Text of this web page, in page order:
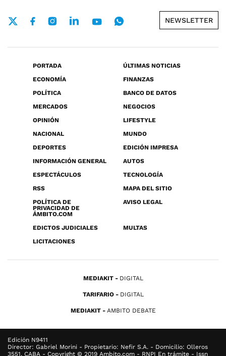
NEWSLETTER
PORTADA
ÚLTIMAS NOTICIAS
ECONOMÍA
FINANZAS
POLÍTICA
BANCO DE DATOS
MERCADOS
NEGOCIOS
OPINIÓN
LIFESTYLE
NACIONAL
MUNDO
DEPORTES
EDICIÓN IMPRESA
INFORMACIÓN GENERAL
AUTOS
ESPECTÁCULOS
TECNOLOGÍA
RSS
MAPA DEL SITIO
POLÍTICA DE
PRIVACIDAD DE
ÁMBITO.COM
AVISO LEGAL
EDICTOS JUDICIALES
MULTAS
LICITACIONES
MEDIAKIT DIGITAL
TARIFARIO DIGITAL
MEDIAKIT AMBITO DEBATE
Edición N9411
Director: Gabriel Morini - Propietario: Nefir S.A. - Domicilio: Olleros
3551, CABA - Copyright © 2019 Ambito.com - RNPI En trámite - Issn